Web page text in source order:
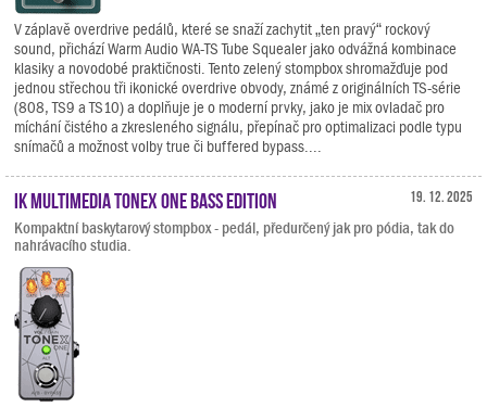
V záplavě overdrive pedálů, které se snaží zachytit „ten pravý“ rockový
sound, přichází Warm Audio WA-TS Tube Squealer jako odvážná kombinace
klasiky a novodobé praktičnosti. Tento zelený stompbox shromažďuje pod
jednou střechou tři ikonické overdrive obvody, známé z originálních TS-série
(808, TS9 a TS10) a doplňuje je o moderní prvky, jako je mix ovladač pro
míchání čistého a zkresleného signálu, přepínač pro optimalizaci podle typu
snímačů a možnost volby true či buffered bypass....
19. 12. 2025
IK Multimedia TONEX ONE Bass Edition
Kompaktní baskytarový stompbox - pedál, předurčený jak pro pódia, tak do
nahrávacího studia.